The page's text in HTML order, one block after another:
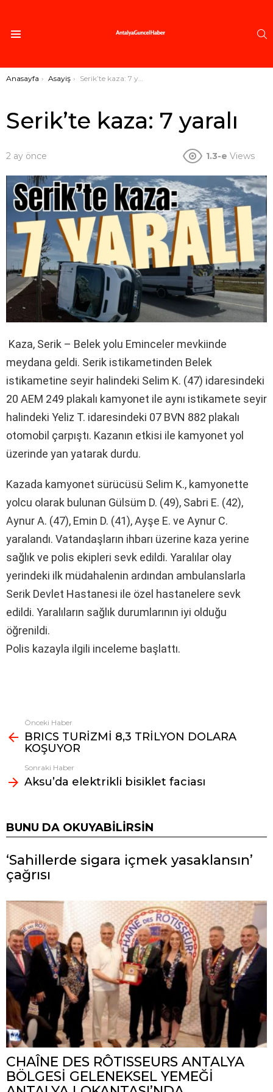
Buradasınız:
Anasayfa Asayiş Serik’te kaza: 7 yaralı
Serik’te kaza: 7 yaralı
2 ay önce 1.3-e Views
Kaza, Serik – Belek yolu Eminceler mevkiinde
meydana geldi. Serik istikametinden Belek
istikametine seyir halindeki Selim K. (47) idaresindeki
20 AEM 249 plakalı kamyonet ile aynı istikamete seyir
halindeki Yeliz T. idaresindeki 07 BVN 882 plakalı
otomobil çarpıştı. Kazanın etkisi ile kamyonet yol
üzerinde yan yatarak durdu.
Kazada kamyonet sürücüsü Selim K., kamyonette
yolcu olarak bulunan Gülsüm D. (49), Sabri E. (42),
Aynur A. (47), Emin D. (41), Ayşe E. ve Aynur C.
yaralandı. Vatandaşların ihbarı üzerine kaza yerine
sağlık ve polis ekipleri sevk edildi. Yaralılar olay
yerindeki ilk müdahalenin ardından ambulanslarla
Serik Devlet Hastanesi ile özel hastanelere sevk
edildi. Yaralıların sağlık durumlarının iyi olduğu
öğrenildi.
Polis kazayla ilgili inceleme başlattı.
Fazlasına
bak
Önceki Haber
BRICS TURİZMİ 8,3 TRİLYON DOLARA
KOŞUYOR
Sonraki Haber
Aksu’da elektrikli bisiklet faciası
BUNU DA OKUYABILIRSIN
‘Sahillerde sigara içmek yasaklansın’
çağrısı
CHAÎNE DES RÔTISSEURS ANTALYA
BÖLGESİ GELENEKSEL YEMEĞİ